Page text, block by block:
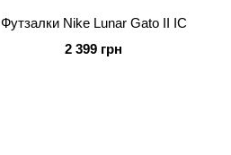
Футзалки Nike Lunar Gato II IC
2 399 грн